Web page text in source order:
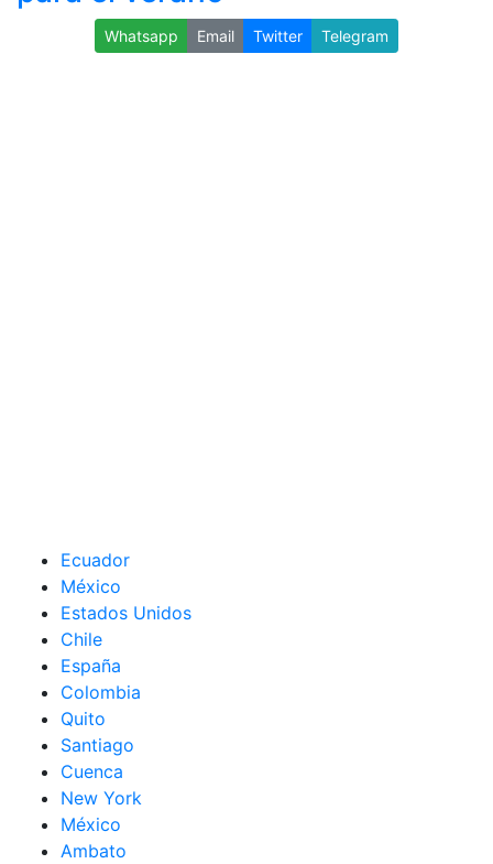
Whatsapp Email Twitter Telegram
Ecuador
México
Estados Unidos
Chile
España
Colombia
Quito
Santiago
Cuenca
New York
México
Ambato